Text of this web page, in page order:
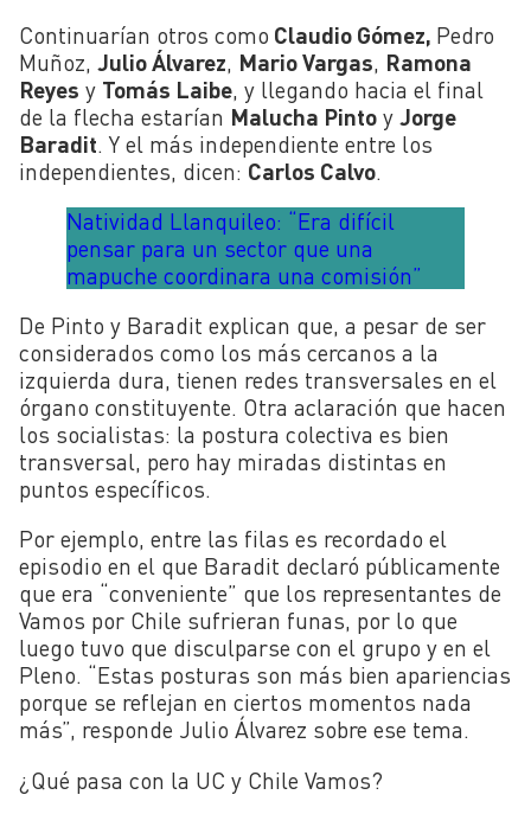
Continuarían otros como Claudio Gómez, Pedro
Muñoz, Julio Álvarez, Mario Vargas, Ramona
Reyes y Tomás Laibe, y llegando hacia el final
de la flecha estarían Malucha Pinto y Jorge
Baradit. Y el más independiente entre los
independientes, dicen: Carlos Calvo.
Natividad Llanquileo: “Era difícil
pensar para un sector que una
mapuche coordinara una comisión”
De Pinto y Baradit explican que, a pesar de ser
considerados como los más cercanos a la
izquierda dura, tienen redes transversales en el
órgano constituyente. Otra aclaración que hacen
los socialistas: la postura colectiva es bien
transversal, pero hay miradas distintas en
puntos específicos.
Por ejemplo, entre las filas es recordado el
episodio en el que Baradit declaró públicamente
que era “conveniente” que los representantes de
Vamos por Chile sufrieran funas, por lo que
luego tuvo que disculparse con el grupo y en el
Pleno. “Estas posturas son más bien apariencias
porque se reflejan en ciertos momentos nada
más”, responde Julio Álvarez sobre ese tema.
¿Qué pasa con la UC y Chile Vamos?